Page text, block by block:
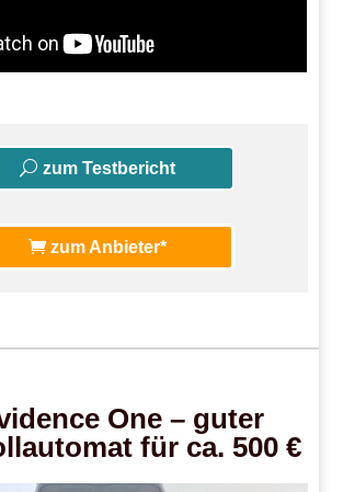
zum Testbericht
zum Anbieter*
One – guter
für ca. 500 €